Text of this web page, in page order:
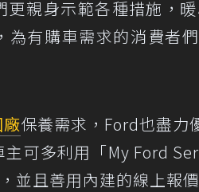
親身示範各種措施，
為有購車需求的消費者
保養需求，Ford也盡力
可多利用「My Ford
並且善用內建的線上報價